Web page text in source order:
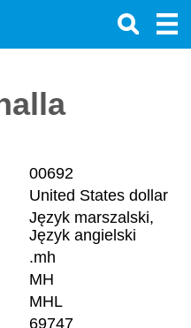
00692
United States dollar
Język marszalski,
Język angielski
.mh
MH
MHL
69747